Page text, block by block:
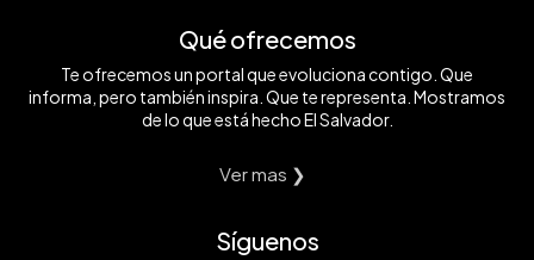
Qué ofrecemos
Te ofrecemos un portal que evoluciona contigo. Que
informa, pero también inspira. Que te representa. Mostramos
de lo que está hecho El Salvador.
Ver mas ❯
Síguenos